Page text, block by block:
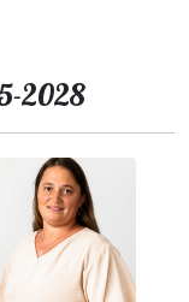
2028